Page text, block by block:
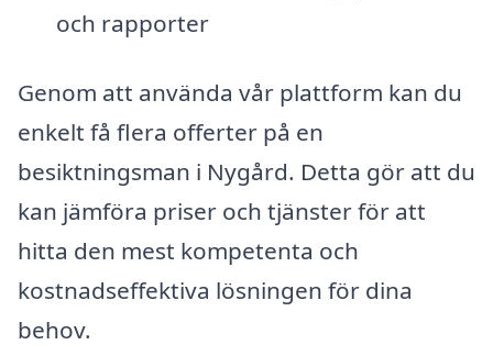
och rapporter
Genom att använda vår plattform kan du
enkelt få flera offerter på en
besiktningsman i Nygård. Detta gör att du
kan jämföra priser och tjänster för att
hitta den mest kompetenta och
kostnadseffektiva lösningen för dina
behov.